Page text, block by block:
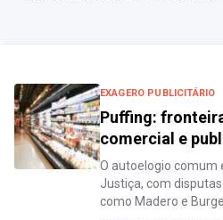
EXAGERO PUBLICITÁRIO
Puffing:
comercial e
O autoelogio comum
Justiça, com
como Madero e